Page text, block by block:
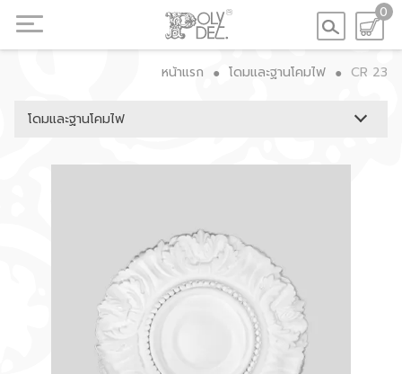
0
หน้าแรก ● โดมและฐานโคมไฟ ● CR 23
โดมและฐานโคมไฟ